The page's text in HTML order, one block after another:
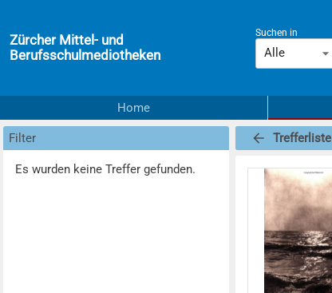
Zürcher Mittel- und
Berufsschulmediotheken
Suchen in
Alle
Home
Filter
Es wurden keine Treffer gefunden.
Trefferliste